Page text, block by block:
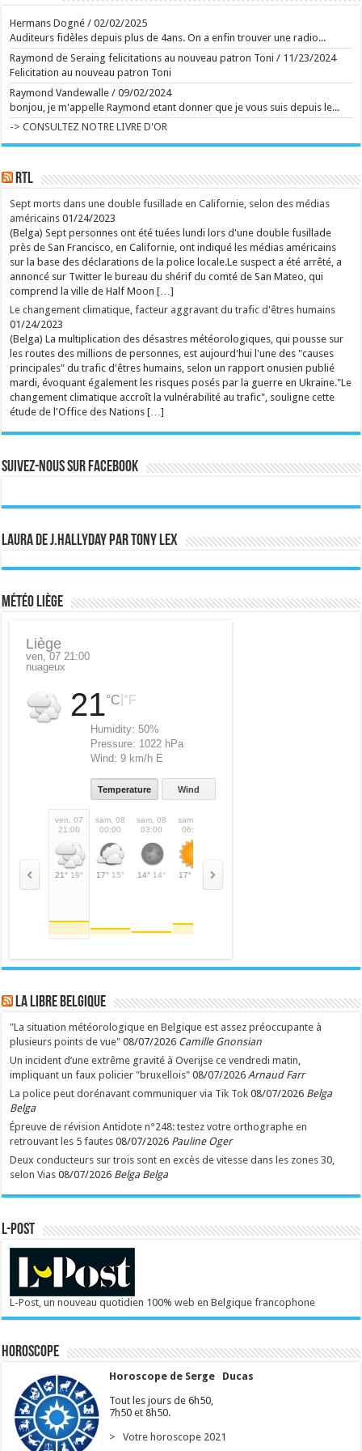
de grands artistes venus des marges
La collection de l'Art brut, créée par Dubuffet, fête
ses 50 ans. L'occasion aussi de découvrir la très
inspirante fondation Jan Michalski. ...
Ecrit le 07/08 13:01
Plus d'un an et demi après la saison 1, Netflix a mis
en ligne sept épisodes. Le 8e est prévu pour le 26
août. En images, l'épopée familiale est plus
tourbillonnante que jamais. ...
Ecrit le 07/08 12:43
...
Ecrit le 07/08 10:58
V2 Scriptrss
Hermans Dogné /02/02/2025
Auditeurs fidèles depuis plus de 4ans. On a enfin trouver une radio...
Raymond de Seraing felicitations au nouveau patron Toni / 11/23/2024
Felicitation au nouveau patron Toni
Raymond Vandewalle /09/02/2024
bonjou, je m'appelle Raymond etant donner que je vous suis depuis le...
-> CONSULTEZ NOTRE LIVRE D'OR
RTL
Sept morts dans une double fusillade en Californie, selon des médias
américains 01/24/2023
(Belga) Sept personnes ont été tuées lundi lors d'une double fusillade
près de San Francisco, en Californie, ont indiqué les médias américains
sur la base des déclarations de la police locale.Le suspect a été arrêté, a
annoncé sur Twitter le bureau du shérif du comté de San Mateo, qui
comprend la ville de Half Moon […]
Le changement climatique, facteur aggravant du trafic d'êtres humains
01/24/2023
(Belga) La multiplication des désastres météorologiques, qui pousse sur
les routes des millions de personnes, est aujourd'hui l'une des "causes
principales" du trafic d'êtres humains, selon un rapport onusien publié
mardi, évoquant également les risques posés par la guerre en Ukraine."Le
changement climatique accroît la vulnérabilité au trafic", souligne cette
étude de l'Office des Nations […]
Suivez-nous sur Facebook
Laura de J.Hallyday par Tony Lex
Météo Liège
Liège
ven, 07 21:00
nuageux
21°C °F
Humidity:50%
Pressure: 1022 hPa
Wind:9 km/h E
Temperature Wind
ven, 07
21:00
21° 19°
sam, 08
00:00
17° 15°
sam, 08
03:00
14° 14°
sam, 08
06:00
17°
LA Libre Belgique
"La situation météorologique en Belgique est assez préoccupante à
plusieurs points de vue" 08/07/2026 Camille Gnonsian
Un incident d’une extrême gravité à Overijse ce vendredi matin,
impliquant un faux policier "bruxellois" 08/07/2026 Arnaud Farr
La police peut dorénavant communiquer via Tik Tok 08/07/2026 Belga
Belga
Épreuve de révision Antidote n°248: testez votre orthographe en
retrouvant les 5 fautes 08/07/2026 Pauline Oger
Deux conducteurs sur trois sont en excès de vitesse dans les zones 30,
selon Vias 08/07/2026 Belga Belga
L-POST
L-Post, un nouveau quotidien 100% web en Belgique francophone
Horoscope
Horoscope de Serge Ducas
Tout les jours de 6h50,
7h50 et 8h50.
> Votre horoscope 2021